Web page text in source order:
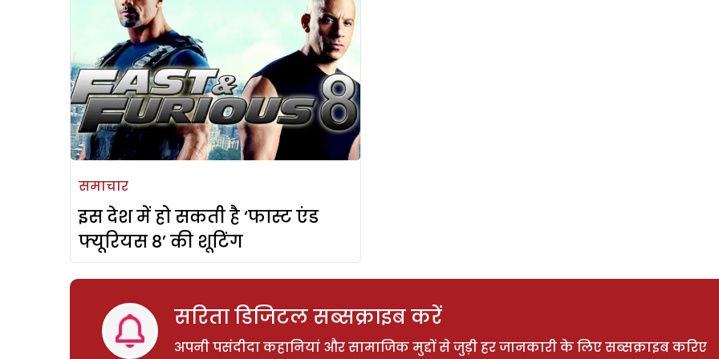
समाचार
इस देश में हो सकती है ‘फास्ट एंड
फ्यूरियस 8’ की शूटिंग
सरिता डिजिटल सब्सक्राइब करें
अपनी पसंदीदा कहानियां और सामाजिक मुद्दों से जुड़ी हर जानकारी के लिए सब्सक्राइब करिए